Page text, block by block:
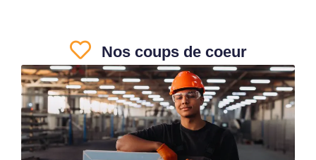
Nos coups de coeur